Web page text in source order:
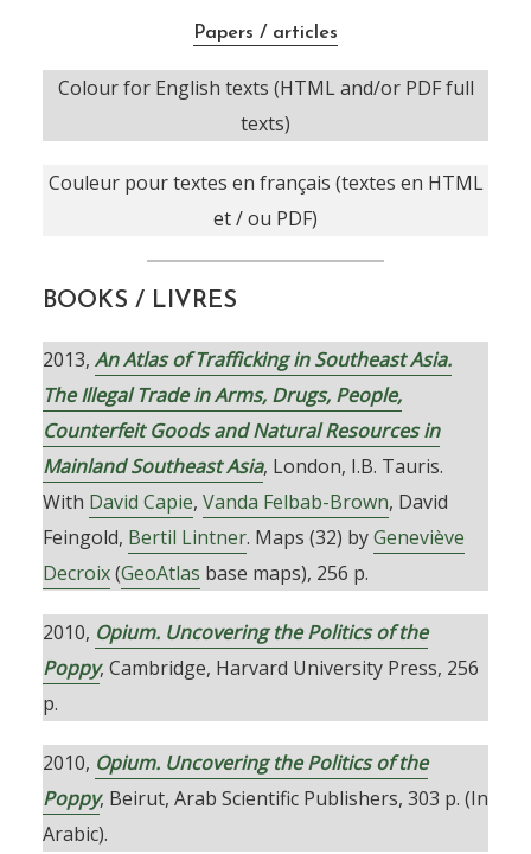
Papers / articles
Colour for English texts (HTML and/or PDF full
texts)
Couleur pour textes en français (textes en HTML
et / ou PDF)
BOOKS / LIVRES
2013, An Atlas of Trafficking in Southeast Asia.
The Illegal Trade in Arms, Drugs, People,
Counterfeit Goods and Natural Resources in
Mainland Southeast Asia, London, I.B. Tauris.
With David Capie, Vanda Felbab-Brown, David
Feingold, Bertil Lintner. Maps (32) byGeneviève
Decroix(GeoAtlas base maps), 256 p.
2010, Opium. Uncovering the Politics of the
Poppy, Cambridge, Harvard University Press, 256
p.
2010, Opium. Uncovering the Politics of the
Poppy, Beirut, Arab Scientific Publishers, 303 p. (In
Arabic).